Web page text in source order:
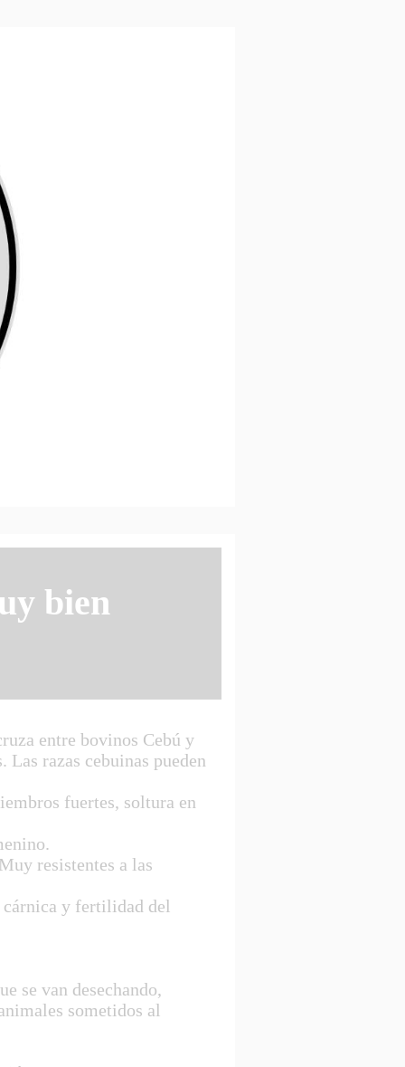
bien
entre bovinos Cebú y
razas cebuinas pueden
fuertes, soltura en
resistentes a las
y fertilidad del
se van desechando,
sometidos al